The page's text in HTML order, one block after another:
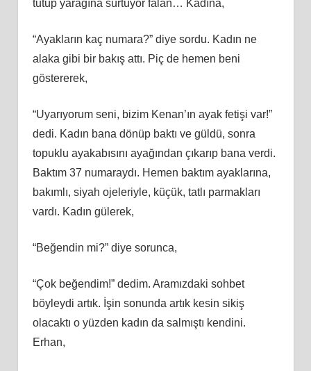
tutup yarağına sürtüyor falan… Kadına,
“Ayakların kaç numara?” diye sordu. Kadın ne
alaka gibi bir bakış attı. Piç de hemen beni
göstererek,
“Uyarıyorum seni, bizim Kenan’ın ayak fetişi var!”
dedi. Kadın bana dönüp baktı ve güldü, sonra
topuklu ayakabısını ayağından çıkarıp bana verdi.
Baktım 37 numaraydı. Hemen baktım ayaklarına,
bakımlı, siyah ojeleriyle, küçük, tatlı parmakları
vardı. Kadın gülerek,
“Beğendin mi?” diye sorunca,
“Çok beğendim!” dedim. Aramızdaki sohbet
böyleydi artık. İşin sonunda artık kesin sikiş
olacaktı o yüzden kadın da salmıştı kendini.
Erhan,